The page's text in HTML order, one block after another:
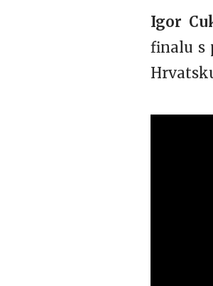
Igor
finalu s